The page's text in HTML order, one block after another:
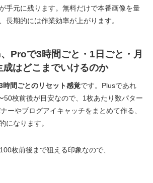
手元に残ります。無料だけで本番画像を量
長期的には作業効率が上がります。
Proで3時間ごと・1日ごと・月
成はどこまでいけるのか
時間ごとのリセット感覚です。Plusであれ
50枚前後が目安なので、1枚あたり数パター
ーやブログアイキャッチをまとめて作る、
になります。
枚前後まで狙える印象なので、